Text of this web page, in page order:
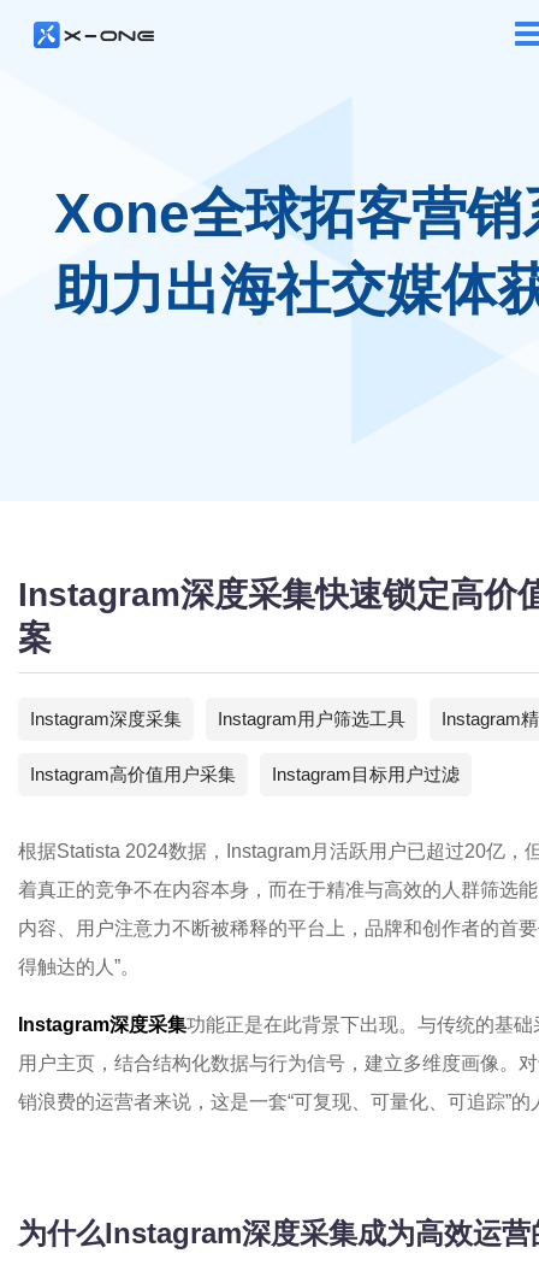
Xone全球拓客营销
助力出海社交媒体
Instagram深度采集快速锁定高价
案
Instagram深度采集 Instagram用户筛选工具 Instagram
Instagram高价值用户采集 Instagram目标用户过滤
根据Statista 2024数据，Instagram月活跃用户已超过20亿，
着真正的竞争不在内容本身，而在于精准与高效的人群筛选
内容、用户注意力不断被稀释的平台上，品牌和创作者的首
得触达的人”。
Instagram深度采集功能正是在此背景下出现。与传统的基
用户主页，结合结构化数据与行为信号，建立多维度画像。
销浪费的运营者来说，这是一套“可复现、可量化、可追踪”
为什么Instagram深度采集成为高效运营